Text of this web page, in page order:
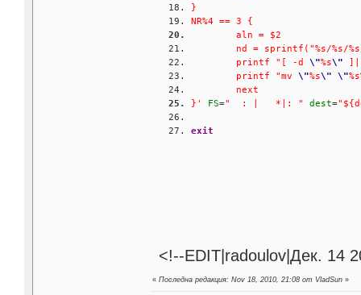
}
NR%4 == 3 {
aln = $2
nd = sprintf("%s/%s/
printf "[ -d \"%s\"
printf "mv \"%s\" \"
next
}'
FS="  : |   *|: " dest=
exit
<!--EDIT|radoulov|Дек. 14
«Последна редакция: Nov 18, 2010, 21:08 от VladSun »